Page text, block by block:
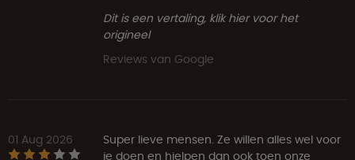
Dit is een vertaling, klik hier voor het
origineel
Reviews van Google
01 Aug 2026
Super lieve mensen. Ze willen alles wel voor
je doen en hielpen dan ook toen onze